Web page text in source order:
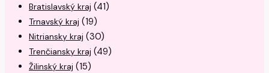
Bratislavský kraj (41)
Trnavský kraj (19)
Nitriansky kraj (30)
Trenčiansky kraj (49)
Žilinský kraj (15)